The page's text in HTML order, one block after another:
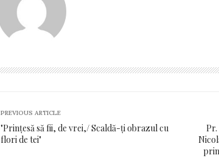
PREVIOUS ARTICLE
"Prințesă să fii, de vrei,/ Scaldă-ți obrazul cu
flori de tei"